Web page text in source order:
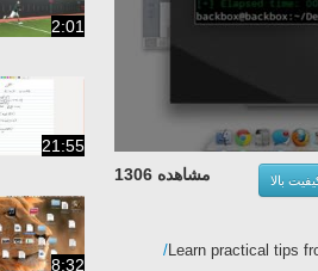
مشاهده 1306 بالا
Learn practical tips
2:01
21:55
8:32